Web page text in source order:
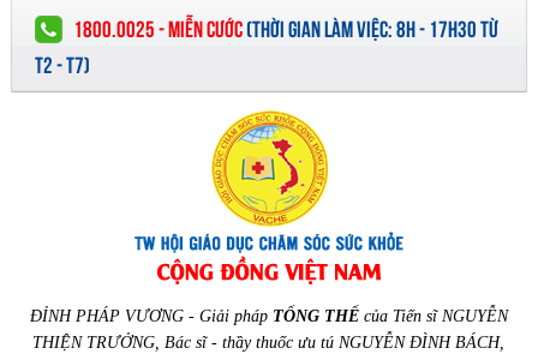
1800.0025 - MIỄN CƯỚC(THỜI GIAN LÀM VIỆC:8H - 17H30 TỪ
T2 - T7)
ĐỈNH PHÁP VƯƠNG - Giải pháp TỔNG THỂcủa Tiến sĩ NGUYỄN
THIỆN TRƯỞNG, Bác sĩ - thầy thuốc ưu tú NGUYỄN ĐÌNH BÁCH,